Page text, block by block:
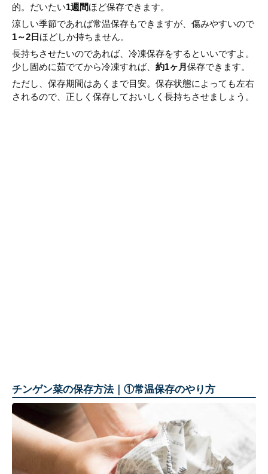
的。だいたい1週間ほど保存できます。
涼しい季節であれば常温保存もできますが、傷みやすいので
1～2日ほどしか持ちません。
長持ちさせたいのであれば、冷凍保存をするといいですよ。
少し固めに茹でてから冷凍すれば、 約1ヶ月 保存できます。
ただし、保存期間はあくまで目安。保存状態によっても左右
されるので、正しく保存しておいしく長持ちさせましょう。
チンゲン菜の保存方法｜①常温保存のやり方